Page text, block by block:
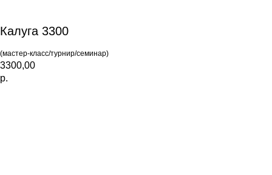
Калуга 3300
(мастер-класс/турнир/семинар)
3300,00
р.